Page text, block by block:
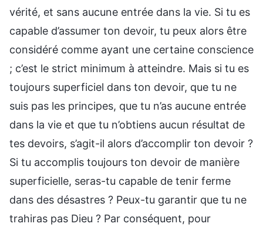
vérité, et sans aucune entrée dans la vie. Si tu es
capable d’assumer ton devoir, tu peux alors être
considéré comme ayant une certaine conscience
; c’est le strict minimum à atteindre. Mais si tu es
toujours superficiel dans ton devoir, que tu ne
suis pas les principes, que tu n’as aucune entrée
dans la vie et que tu n’obtiens aucun résultat de
tes devoirs, s’agit-il alors d’accomplir ton devoir ?
Si tu accomplis toujours ton devoir de manière
superficielle, seras-tu capable de tenir ferme
dans des désastres ? Peux-tu garantir que tu ne
trahiras pas Dieu ? Par conséquent, pour